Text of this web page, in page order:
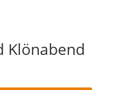
Klönabend